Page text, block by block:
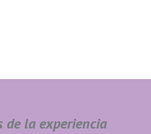
de la experiencia